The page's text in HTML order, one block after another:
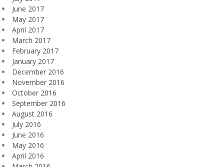
June 2017
May 2017
April 2017
March 2017
February 2017
January 2017
December 2016
November 2016
October 2016
September 2016
August 2016
July 2016
June 2016
May 2016
April 2016